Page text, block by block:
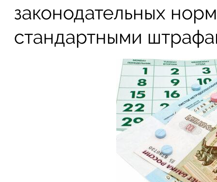
законодательных
стандартными